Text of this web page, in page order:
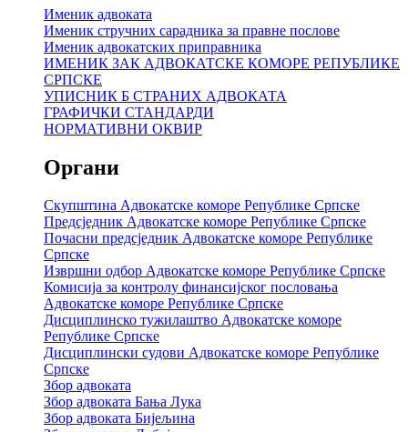
Именик адвоката
Именик стручних сарадника за правне послове
Именик адвокатских приправника
ИМЕНИК ЗАК АДВОКАТСКЕ КОМОРЕ РЕПУБЛИКЕ
СРПСКЕ
УПИСНИК Б СТРАНИХ АДВОКАТА
ГРАФИЧКИ СТАНДАРДИ
НОРМАТИВНИ ОКВИР
Органи
Скупштина Адвокатске коморе Републике Српске
Предсједник Адвокатске коморе Републике Српске
Почасни предсједник Адвокатске коморе Републике
Српске
Извршни одбор Адвокатске коморе Републике Српске
Комисија за контролу финансијског пословања
Адвокатске коморе Републике Српске
Дисциплинско тужилаштво Адвокатске коморе
Републике Српске
Дисциплински судови Адвокатске коморе Републике
Српске
Збор адвоката
Збор адвоката Бања Лука
Збор адвоката Бијељина